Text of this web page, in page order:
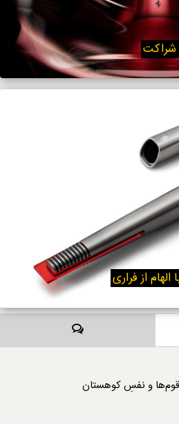
شراکت
از فراری
دیدگاه‌ها
قوم‌ها و نفسِ کوهستان